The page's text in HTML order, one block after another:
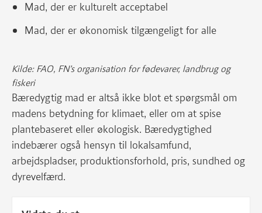
Mad, der er kulturelt acceptabel
Mad, der er økonomisk tilgængeligt for alle
Kilde: FAO, FN’s organisation for fødevarer, landbrug og
fiskeri
Bæredygtig mad er altså ikke blot et spørgsmål om
madens betydning for klimaet, eller om at spise
plantebaseret eller økologisk. Bæredygtighed
indebærer også hensyn til lokalsamfund,
arbejdspladser, produktionsforhold, pris, sundhed og
dyrevelfærd.